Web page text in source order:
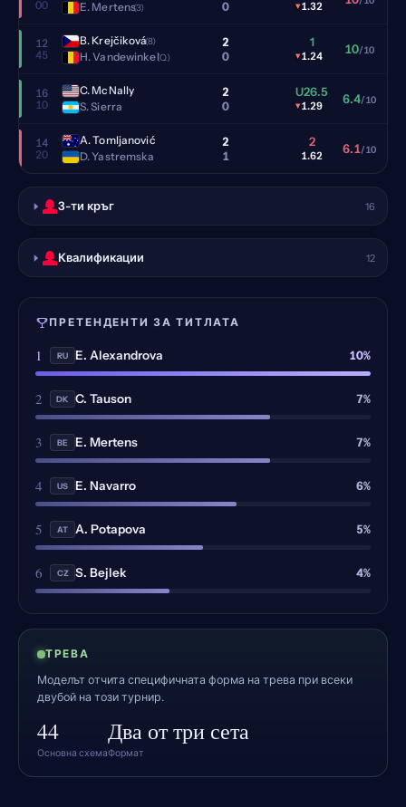
00 E. Mertens(3) 0 ▾1.32
12
45
B. Krejčiková(8)
H. Vandewinkel(Q)
2
0
1
▾1.24 10/10
16
10
C. McNally
S. Sierra
2
0
U26.5
▾1.29 6.4/10
14
20
A. Tomljanović
D. Yastremska
2
1
2
1.62 6.1/10
3-ти кръг 16
Квалификации 12
ПРЕТЕНДЕНТИ ЗА ТИТЛАТА
1 RU E. Alexandrova 10%
2 DK C. Tauson 7%
3 BE E. Mertens 7%
4 US E. Navarro 6%
5 AT A. Potapova 5%
6 CZ S. Bejlek 4%
ТРЕВА
Моделът отчита специфичната форма на трева при всеки
двубой на този турнир.
44
Основна схема
Два от три сета
Формат